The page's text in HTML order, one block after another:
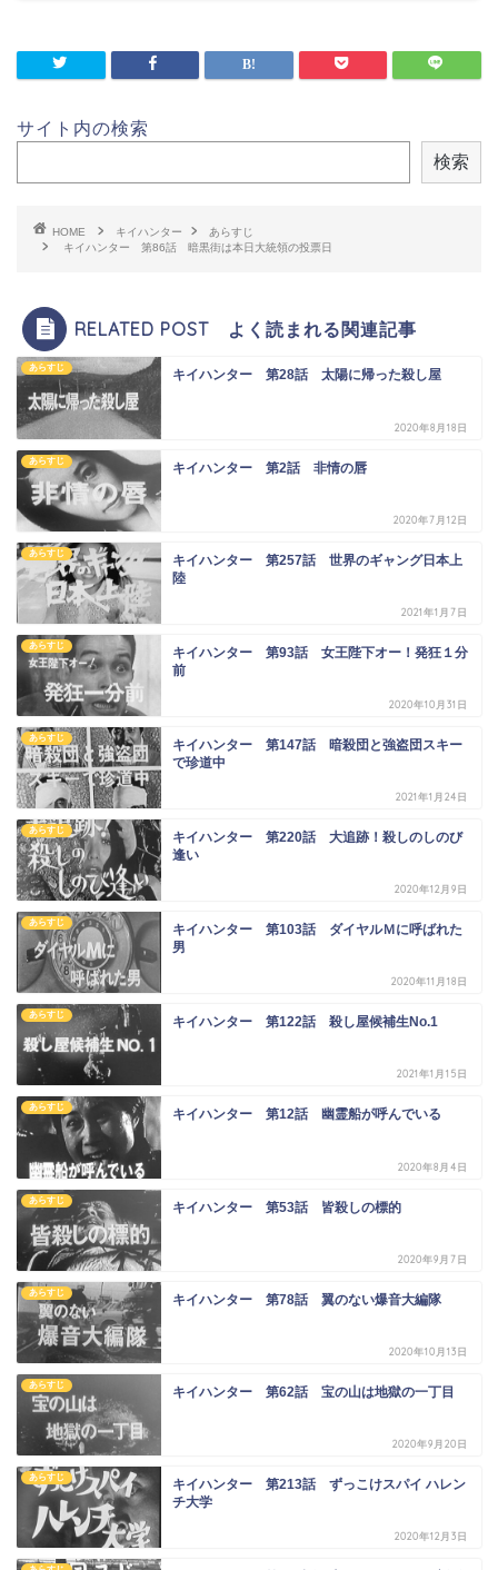
サイト内の検索
検索
HOME キイハンター
あらすじ
キイハンター 第86話 暗黒街は本日大統領の投票日
RELATED POST よく読まれる関連記事
あらすじ キイハンター 第28話 太陽に帰った殺し屋
2020年8月18日
あらすじ キイハンター 第2話 非情の唇
2020年7月12日
あらすじ
キイハンター 第257話 世界のギャング日本上
陸
2021年1月7日
あらすじ
キイハンター 第93話 女王陛下オー！発狂１分
前
2020年10月31日
あらすじ
キイハンター 第147話 暗殺団と強盗団スキー
で珍道中
2021年1月24日
あらすじ
キイハンター 第220話 大追跡！殺しのしのび
逢い
2020年12月9日
あらすじ
キイハンター 第103話 ダイヤルＭに呼ばれた
男
2020年11月18日
あらすじ キイハンター 第122話 殺し屋候補生No.1
2021年1月15日
あらすじ キイハンター 第12話 幽霊船が呼んでいる
2020年8月4日
あらすじ キイハンター 第53話 皆殺しの標的
2020年9月7日
あらすじ キイハンター 第78話 翼のない爆音大編隊
2020年10月13日
あらすじ キイハンター 第62話 宝の山は地獄の一丁目
2020年9月20日
あらすじ
キイハンター 第213話 ずっこけスパイ ハレン
チ大学
2020年12月3日